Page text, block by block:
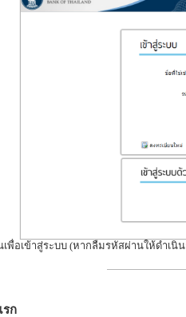
นเพื่อเข้าสู่ระบบ (หากลืมรหัสผ่านให้ดำ
รก